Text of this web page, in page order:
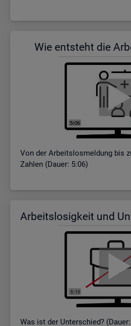
Wie ent­steht die
Von der Ar­beits­los­mel­dung bis
Zah­len (Dauer: 5:06)
Ar­beits­lo­sig­keit und
Was ist der Un­ter­schied?